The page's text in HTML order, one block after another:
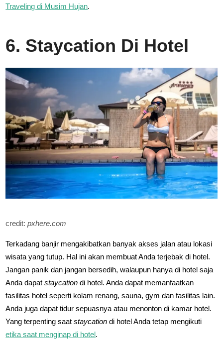
Traveling di Musim Hujan.
6. Staycation Di Hotel
credit:pxhere.com
Terkadang banjir mengakibatkan banyak akses jalan atau lokasi
wisata yang tutup. Hal ini akan membuat Anda terjebak di hotel.
Jangan panik dan jangan bersedih, walaupun hanya di hotel saja
Anda dapatstaycation di hotel. Anda dapat memanfaatkan
fasilitas hotel seperti kolam renang, sauna, gym dan fasilitas lain.
Anda juga dapat tidur sepuasnya atau menonton di kamar hotel.
Yang terpenting saatstaycation di hotel Anda tetap mengikuti
etika saat menginap di hotel.